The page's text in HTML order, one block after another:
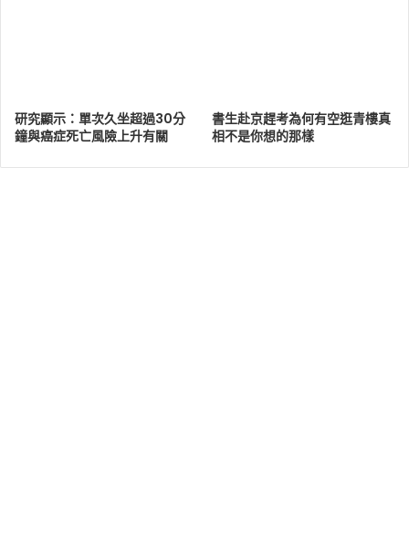
研究顯示：單次久坐超過30分
鐘與癌症死亡風險上升有關
書生赴京趕考為何有空逛青樓真
相不是你想的那樣